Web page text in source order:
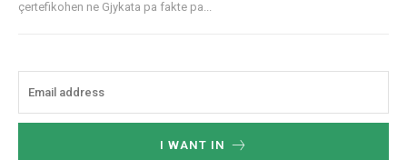
çertefikohen ne Gjykata pa fakte pa...
I WANT IN